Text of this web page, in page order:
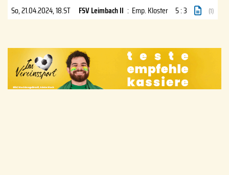
So, 21.04.2024, 18.ST FSV Leimbach II : Emp. Kloster 5 : 3 (1)